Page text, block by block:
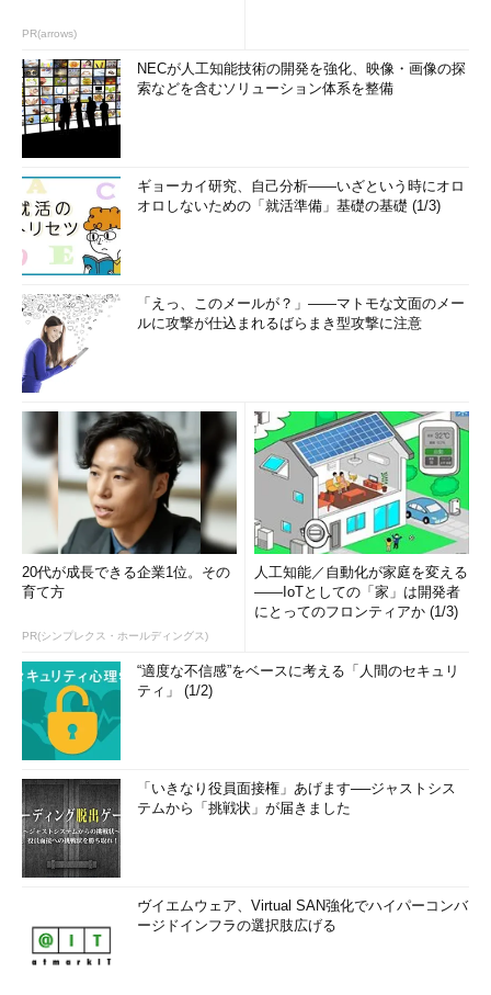
PR(arrows)
NECが人工知能技術の開発を強化、映像・画像の探
索などを含むソリューション体系を整備
ギョーカイ研究、自己分析――いざという時にオロ
オロしないための「就活準備」基礎の基礎 (1/3)
「えっ、このメールが？」――マトモな文面のメー
ルに攻撃が仕込まれるばらまき型攻撃に注意
20代が成長できる企業1位。その
育て方
PR(シンプレクス・ホールディングス)
人工知能／自動化が家庭を変える
――IoTとしての「家」は開発者
にとってのフロンティアか (1/3)
“適度な不信感”をベースに考える「人間のセキュリ
ティ」 (1/2)
「いきなり役員面接権」あげます──ジャストシス
テムから「挑戦状」が届きました
ヴイエムウェア、Virtual SAN強化でハイパーコンバ
ージドインフラの選択肢広げる